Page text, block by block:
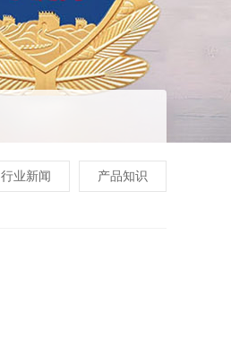
行业新闻 产品知识